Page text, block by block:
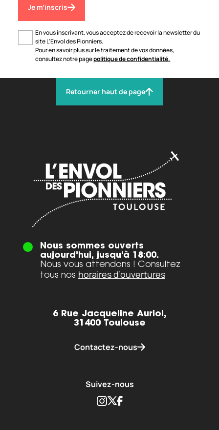
Je m’inscris
En vous inscrivant, vous acceptez de recevoir la newsletter du
site L'Envol des Pionniers.
Pour en savoir plus sur le traitement de vos données,
consultez notre pagepolitique de confidentialité.
Nous sommes ouverts
aujourd’hui, jusqu’à 18:00.
Nous vous attendons ! Consultez
tous nos horaires d’ouvertures
6 Rue Jacqueline Auriol,
31400 Toulouse
Contactez-nous
Suivez-nous
Instagram
TwitterFacebook
Retourner haut de page